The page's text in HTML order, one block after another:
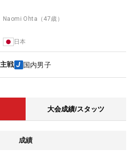
Naomi Ohta （47歳）
日本
主戦 国内男子
大会成績/スタッツ
成績